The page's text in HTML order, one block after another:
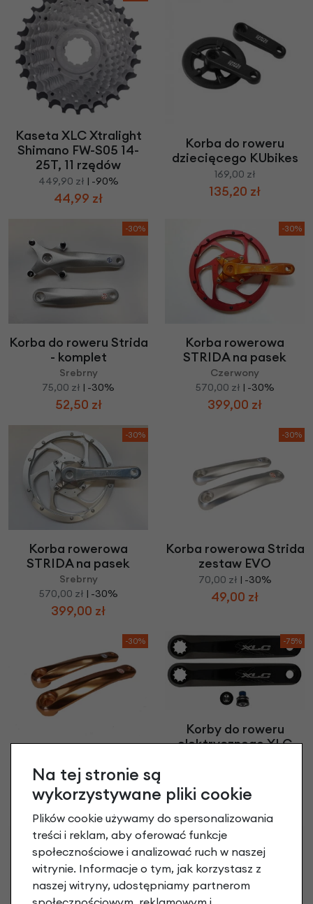
Kaseta XLC Xtralight
Shimano FW-S05 14-
25T, 11 rzędów
449,90 zł | -90%
44,99 zł
Korba do roweru
dziecięcego KUbikes
169,00 zł
135,20 zł
-30%
Korba do roweru Strida
- komplet
Srebrny
75,00 zł | -30%
52,50 zł
-30%
Korba rowerowa
STRIDA na pasek
Czerwony
570,00 zł | -30%
399,00 zł
-30%
Korba rowerowa
STRIDA na pasek
Srebrny
570,00 zł | -30%
399,00 zł
-30%
Korba rowerowa Strida
zestaw EVO
70,00 zł | -30%
49,00 zł
-30%
zestaw EVO
115,00 zł
80,50 zł
-75%
Korby do roweru
elektrycznego XLC
169,90 zł | -75%
-75%
Na tej stronie są
wykorzystywane pliki cookie
Plików cookie używamy do spersonalizowania
treści i reklam, aby oferować funkcje
społecznościowe i analizować ruch w naszej
witrynie. Informacje o tym, jak korzystasz z
naszej witryny, udostępniamy partnerom